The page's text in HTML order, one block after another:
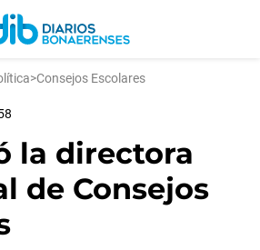
>Consejos Escolares
la directora
de Consejos